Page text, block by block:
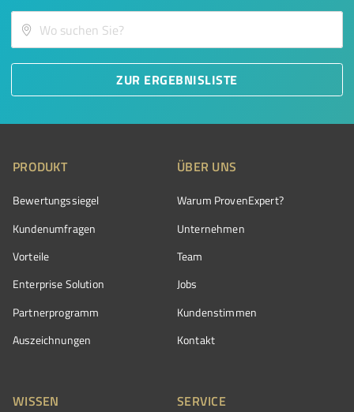
ZUR ERGEBNISLISTE
PRODUKT
Bewertungssiegel
Kundenumfragen
Vorteile
Enterprise Solution
Partnerprogramm
Auszeichnungen
ÜBER UNS
Warum ProvenExpert?
Unternehmen
Team
Jobs
Kundenstimmen
Kontakt
WISSEN SERVICE